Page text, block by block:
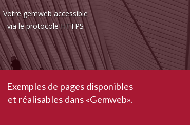
Votre gemweb accessible
via le protocole HTTPS
Exemples de pages disponibles
et réalisables dans «Gemweb».